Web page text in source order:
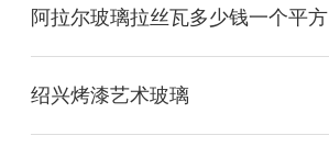
阿拉尔玻璃拉丝瓦多少钱一个平方
绍兴烤漆艺术玻璃